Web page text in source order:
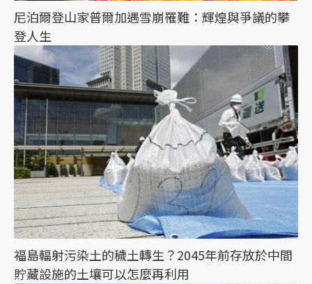
尼泊爾登山家普爾加遇雪崩罹難：輝煌與爭議的攀
登人生
福島輻射污染土的穢土轉生？2045年前存放於中間
貯藏設施的土壤可以怎麼再利用